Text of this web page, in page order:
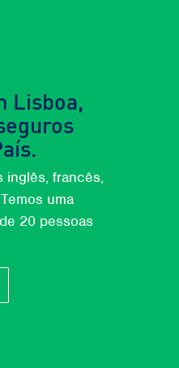
Lisboa,
inglês, francês,
uma
20 pessoas